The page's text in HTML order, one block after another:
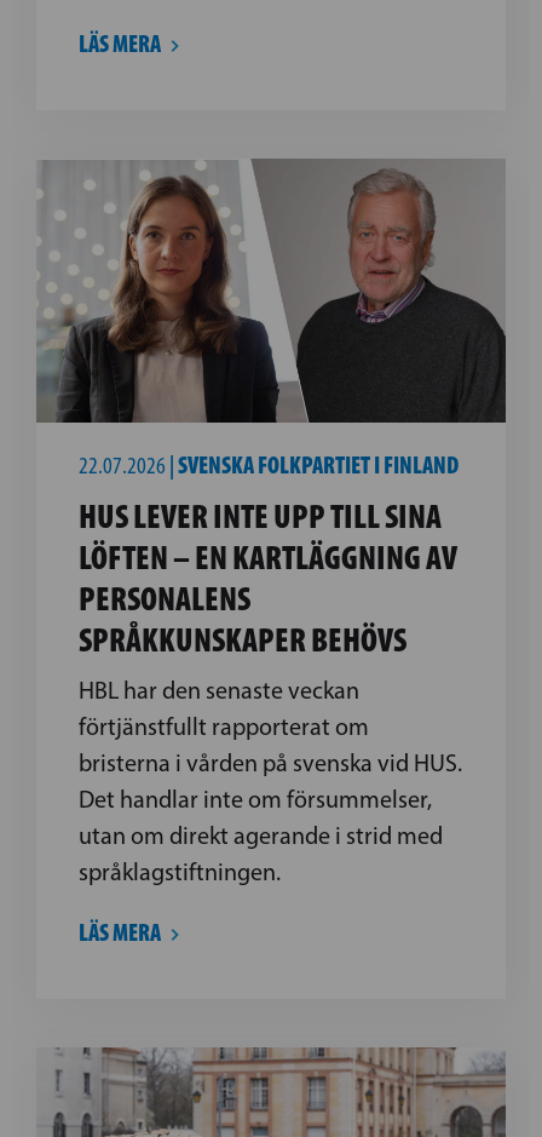
LÄS MERA
22.07.2026 |SVENSKA FOLKPARTIET I FINLAND
HUS LEVER INTE UPP TILL SINA
LÖFTEN – EN KARTLÄGGNING AV
PERSONALENS
SPRÅKKUNSKAPER BEHÖVS
HBL har den senaste veckan
förtjänstfullt rapporterat om
bristerna i vården på svenska vid HUS.
Det handlar inte om försummelser,
utan om direkt agerande i strid med
språklagstiftningen.
LÄS MERA